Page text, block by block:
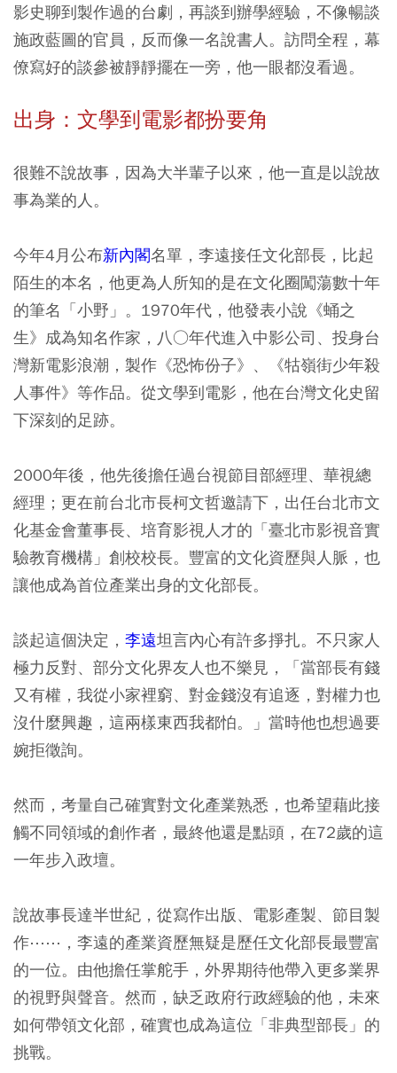
影史聊到製作過的台劇，再談到辦學經驗，不像暢談
施政藍圖的官員，反而像一名說書人。訪問全程，幕
僚寫好的談參被靜靜擺在一旁，他一眼都沒看過。
出身：文學到電影都扮要角
很難不說故事，因為大半輩子以來，他一直是以說故
事為業的人。
今年4月公布新內閣名單，李遠接任文化部長，比起
陌生的本名，他更為人所知的是在文化圈闖蕩數十年
的筆名「小野」。1970年代，他發表小說《蛹之
生》成為知名作家，八○年代進入中影公司、投身台
灣新電影浪潮，製作《恐怖份子》、《牯嶺街少年殺
人事件》等作品。從文學到電影，他在台灣文化史留
下深刻的足跡。
2000年後，他先後擔任過台視節目部經理、華視總
經理；更在前台北市長柯文哲邀請下，出任台北市文
化基金會董事長、培育影視人才的「臺北市影視音實
驗教育機構」創校校長。豐富的文化資歷與人脈，也
讓他成為首位產業出身的文化部長。
談起這個決定， 李遠坦言內心有許多掙扎。不只家人
極力反對、部分文化界友人也不樂見，「當部長有錢
又有權，我從小家裡窮、對金錢沒有追逐，對權力也
沒什麼興趣，這兩樣東西我都怕。」當時他也想過要
婉拒徵詢。
然而，考量自己確實對文化產業熟悉，也希望藉此接
觸不同領域的創作者，最終他還是點頭，在72歲的這
一年步入政壇。
說故事長達半世紀，從寫作出版、電影產製、節目製
作⋯⋯，李遠的產業資歷無疑是歷任文化部長最豐富
的一位。由他擔任掌舵手，外界期待他帶入更多業界
的視野與聲音。然而，缺乏政府行政經驗的他，未來
如何帶領文化部，確實也成為這位「非典型部長」的
挑戰。